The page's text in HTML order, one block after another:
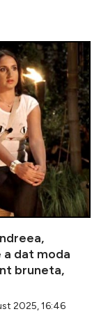
a dat moda
bruneta,
2025, 16:46